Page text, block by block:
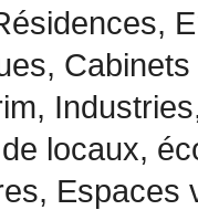
locaux,
Espaces